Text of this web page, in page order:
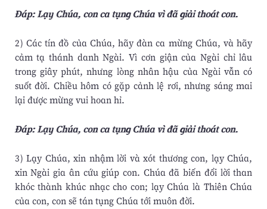
Ðáp: Lạy Chúa, con ca tụng Chúa vì đã giải thoát con.
2) Các tín đồ của Chúa, hãy đàn ca mừng Chúa, và hãy
cảm tạ thánh danh Ngài. Vì cơn giận của Ngài chỉ lâu
trong giây phút, nhưng lòng nhân hậu của Ngài vẫn có
suốt đời. Chiều hôm có gặp cảnh lệ rơi, nhưng sáng mai
lại được mừng vui hoan hỉ.
Ðáp: Lạy Chúa, con ca tụng Chúa vì đã giải thoát con.
3) Lạy Chúa, xin nhậm lời và xót thương con, lạy Chúa,
xin Ngài gia ân cứu giúp con. Chúa đã biến đổi lời than
khóc thành khúc nhạc cho con; lạy Chúa là Thiên Chúa
của con, con sẽ tán tụng Chúa tới muôn đời.